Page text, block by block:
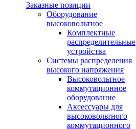
Заказные позиции
Оборудование
высоковольтное
Комплектные
распределительные
устройства
Системы распределения
высокого напряжения
Высоковольтное
коммутационное
оборудование
Аксессуары для
высоковольтного
коммутационного